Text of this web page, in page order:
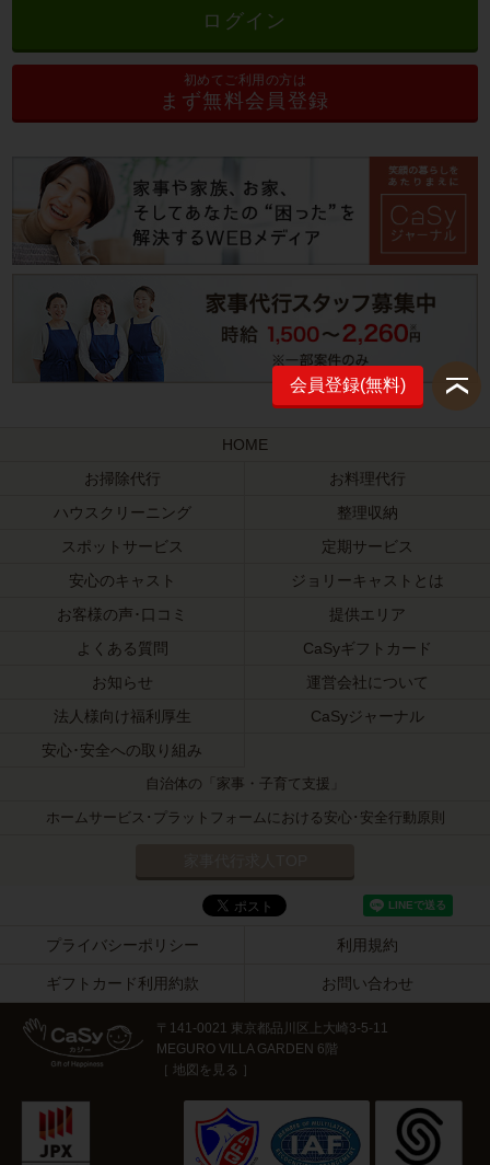
ログイン
初めてご利用の方は
まず無料会員登録
会員登録(無料)
HOME
お掃除代行
お料理代行
ハウスクリーニング
整理収納
スポットサービス
定期サービス
安心のキャスト
ジョリーキャストとは
お客様の声･口コミ
提供エリア
よくある質問
CaSyギフトカード
お知らせ
運営会社について
法人様向け福利厚生
CaSyジャーナル
安心･安全への取り組み
自治体の「家事・子育て支援」
ホームサービス･プラットフォームにおける安心･安全行動原則
プライバシーポリシー 利用規約
ギフトカード利用約款 お問い合わせ
〒141-0021 東京都品川区上大崎3-5-11
MEGURO VILLA GARDEN 6階
［ 地図を見る ］